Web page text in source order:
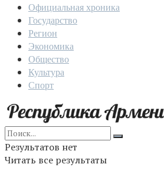
Официальная хроника
Государство
Регион
Экономика
Общество
Культура
Спорт
Результатов нет
Читать все результаты